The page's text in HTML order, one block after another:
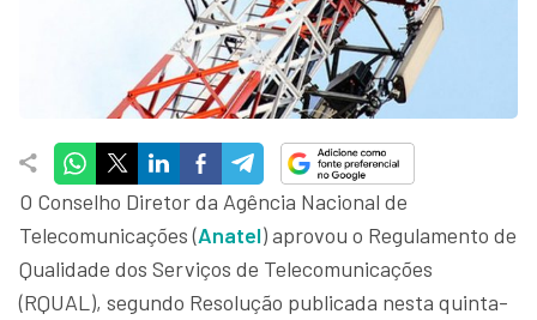
O Conselho Diretor da Agência Nacional de
Telecomunicações (Anatel) aprovou o Regulamento de
Qualidade dos Serviços de Telecomunicações
(RQUAL), segundo Resolução publicada nesta quinta-